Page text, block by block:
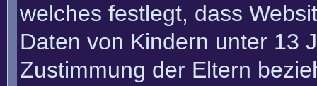
welches festlegt, dass
Daten von Kindern unter 13
Zustimmung der Eltern